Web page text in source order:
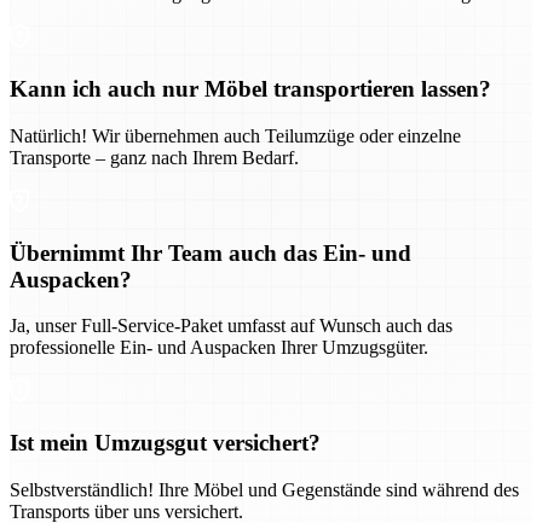
Kann ich auch nur Möbel transportieren lassen?
Natürlich! Wir übernehmen auch Teilumzüge oder einzelne
Transporte – ganz nach Ihrem Bedarf.
Übernimmt Ihr Team auch das Ein- und
Auspacken?
Ja, unser Full-Service-Paket umfasst auf Wunsch auch das
professionelle Ein- und Auspacken Ihrer Umzugsgüter.
Ist mein Umzugsgut versichert?
Selbstverständlich! Ihre Möbel und Gegenstände sind während des
Transports über uns versichert.